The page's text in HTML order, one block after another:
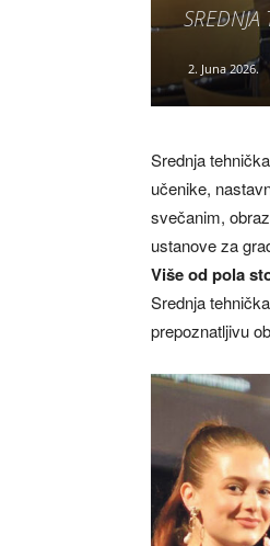
2. Juna 2026.
Srednja
učenike,
svečanim,
ustanove za
Više od pola
Srednja
prepoznatljivu